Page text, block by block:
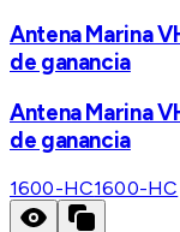
Antena Marina
de ganancia
Antena Marina
de ganancia
1600-HC1600-HC